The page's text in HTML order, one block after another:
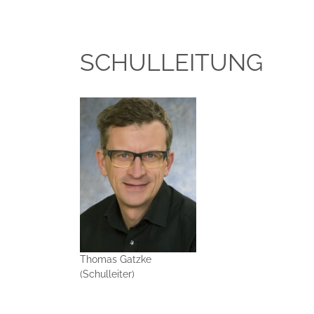
SCHULLEITUNG
Thomas Gatzke
(Schulleiter)